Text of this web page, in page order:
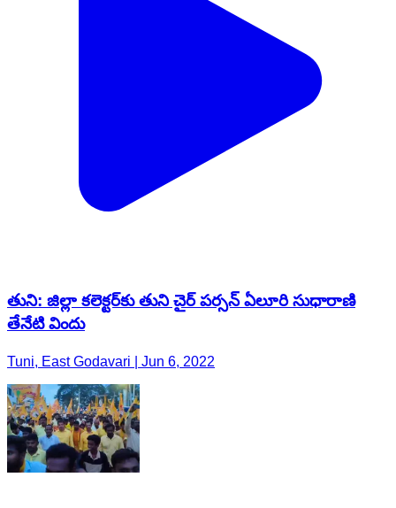
తుని: జిల్లా కలెక్టర్‌కు తుని చైర్ పర్సన్ ఏలూరి సుధారాణి
తేనేటి విందు
Tuni, East Godavari | Jun 6, 2022